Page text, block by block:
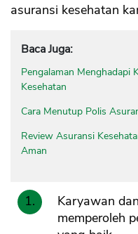
asuransi kesehatan
Baca Juga:
Pengalaman Menghadapi
Kesehatan
Cara Menutup Polis
Review Asuransi
Aman
Karyawan
memperoleh